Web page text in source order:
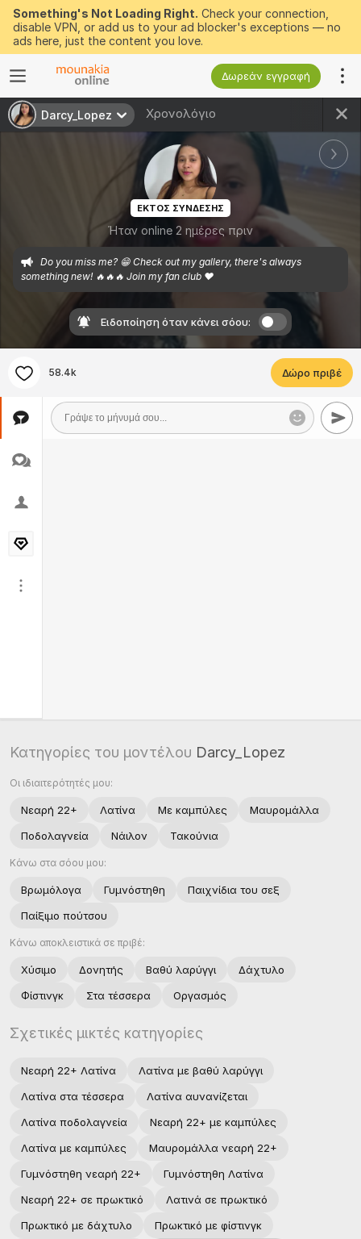
Something's Not Loading Right. Check your connection,
disable VPN, or add us to your ad blocker's exceptions — no
ads here, just the content you love.
Δωρεάν εγγραφή
Darcy_Lopez Χρονολόγιο
ΕΚΤΟΣ ΣΥΝΔΕΣΗΣ
Ήταν online 2 ημέρες πριν
Do you miss me? 😁 Check out my gallery, there's always
something new! 🔥🔥🔥 Join my fan club ♥️
Ειδοποίηση όταν κάνει σόου:
58.4k Δώρο πριβέ
Κατηγορίες του μοντέλου Darcy_Lopez
Οι ιδιαιτερότητές μου:
Νεαρή 22+ Λατίνα Με καμπύλες
Μαυρομάλλα
Ποδολαγνεία
Νάιλον Τακούνια
Κάνω στα σόου μου:
Βρωμόλογα Γυμνόστηθη
Παιχνίδια του σεξ
Παίξιμο πούτσου
Κάνω αποκλειστικά σε πριβέ:
Χύσιμο Δονητής Βαθύ λαρύγγι
Δάχτυλο
Φίστινγκ
Στα τέσσερα Οργασμός
Σχετικές μικτές κατηγορίες
Νεαρή 22+ Λατίνα
Λατίνα με βαθύ λαρύγγι
Λατίνα στα τέσσερα
Λατίνα αυνανίζεται
Λατίνα ποδολαγνεία
Νεαρή 22+ με καμπύλες
Λατίνα με καμπύλες
Μαυρομάλλα νεαρή 22+
Γυμνόστηθη νεαρή 22+
Γυμνόστηθη Λατίνα
Νεαρή 22+ σε πρωκτικό
Λατινά σε πρωκτικό
Πρωκτικό με δάχτυλο
Πρωκτικό με φίστινγκ